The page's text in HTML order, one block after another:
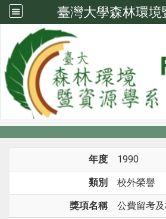
臺灣大學森林環境
系所成員
系所成員
年度 1990
類別 校外榮譽
獎項名稱 公費留考